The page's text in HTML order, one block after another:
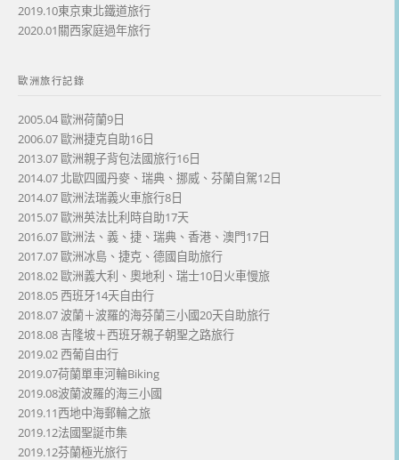
2019.10東京東北鐵道旅行
2020.01關西家庭過年旅行
歐洲旅行記錄
2005.04 歐洲荷蘭9日
2006.07 歐洲捷克自助16日
2013.07 歐洲親子背包法國旅行16日
2014.07 北歐四國丹麥、瑞典、挪威、芬蘭自駕12日
2014.07 歐洲法瑞義火車旅行8日
2015.07 歐洲英法比利時自助17天
2016.07 歐洲法、義、捷、瑞典、香港、澳門17日
2017.07 歐洲冰島、捷克、德國自助旅行
2018.02 歐洲義大利、奧地利、瑞士10日火車慢旅
2018.05 西班牙14天自由行
2018.07 波蘭＋波羅的海芬蘭三小國20天自助旅行
2018.08 吉隆坡＋西班牙親子朝聖之路旅行
2019.02 西葡自由行
2019.07荷蘭單車河輪Biking
2019.08波蘭波羅的海三小國
2019.11西地中海郵輪之旅
2019.12法國聖誕市集
2019.12芬蘭極光旅行